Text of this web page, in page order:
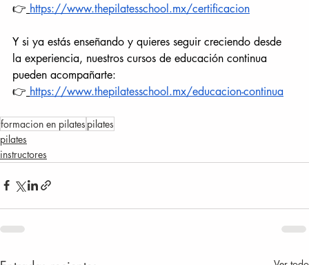
👉 https://www.thepilatesschool.mx/certificacion
Y si ya estás enseñando y quieres seguir creciendo desde
la experiencia, nuestros cursos de educación continua
pueden acompañarte:
👉 https://www.thepilatesschool.mx/educacion-continua
formacion en pilates pilates
pilates
instructores